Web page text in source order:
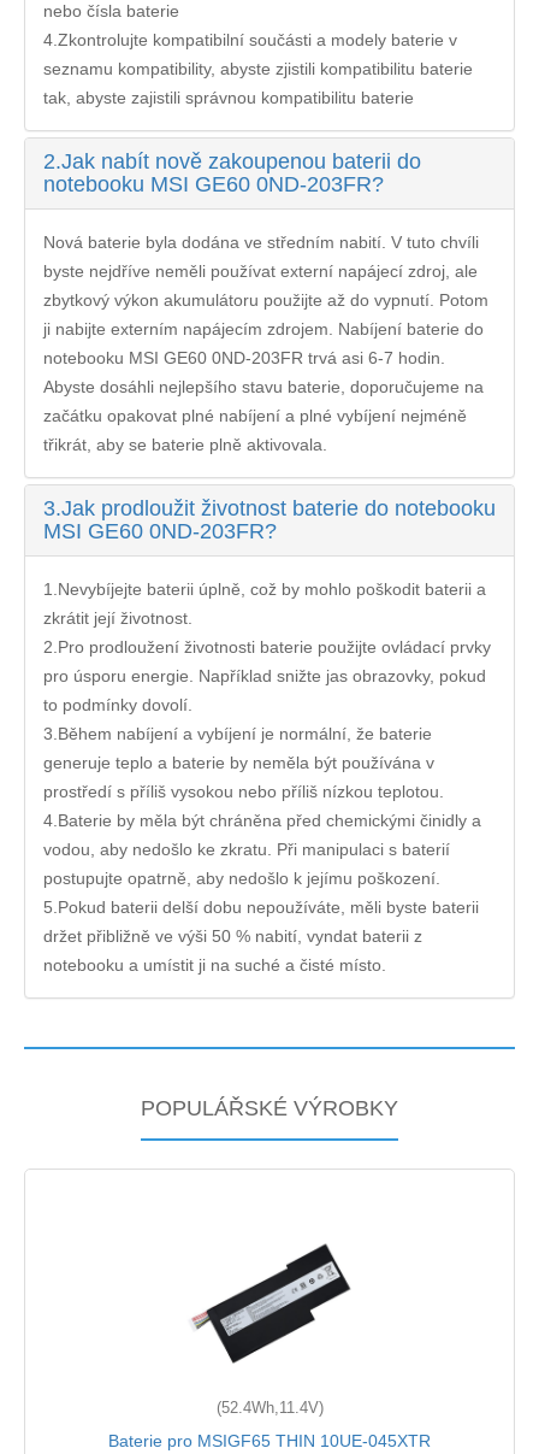
nebo čísla baterie
4.Zkontrolujte kompatibilní součásti a modely baterie v
seznamu kompatibility, abyste zjistili kompatibilitu baterie
tak, abyste zajistili správnou kompatibilitu baterie
2.Jak nabít nově zakoupenou baterii do
notebooku MSI GE60 0ND-203FR?
Nová baterie byla dodána ve středním nabití. V tuto chvíli
byste nejdříve neměli používat externí napájecí zdroj, ale
zbytkový výkon akumulátoru použijte až do vypnutí. Potom
ji nabijte externím napájecím zdrojem. Nabíjení baterie do
notebooku MSI GE60 0ND-203FR trvá asi 6-7 hodin.
Abyste dosáhli nejlepšího stavu baterie, doporučujeme na
začátku opakovat plné nabíjení a plné vybíjení nejméně
třikrát, aby se baterie plně aktivovala.
3.Jak prodloužit životnost baterie do notebooku
MSI GE60 0ND-203FR?
1.Nevybíjejte baterii úplně, což by mohlo poškodit baterii a
zkrátit její životnost.
2.Pro prodloužení životnosti baterie použijte ovládací prvky
pro úsporu energie. Například snižte jas obrazovky, pokud
to podmínky dovolí.
3.Během nabíjení a vybíjení je normální, že baterie
generuje teplo a baterie by neměla být používána v
prostředí s příliš vysokou nebo příliš nízkou teplotou.
4.Baterie by měla být chráněna před chemickými činidly a
vodou, aby nedošlo ke zkratu. Při manipulaci s baterií
postupujte opatrně, aby nedošlo k jejímu poškození.
5.Pokud baterii delší dobu nepoužíváte, měli byste baterii
držet přibližně ve výši 50 % nabití, vyndat baterii z
notebooku a umístit ji na suché a čisté místo.
POPULÁŘSKÉ VÝROBKY
(52.4Wh,11.4V)
Baterie pro MSIGF65 THIN 10UE-045XTR